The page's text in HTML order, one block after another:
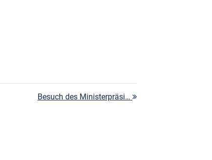
Besuch des Ministerpräsi…